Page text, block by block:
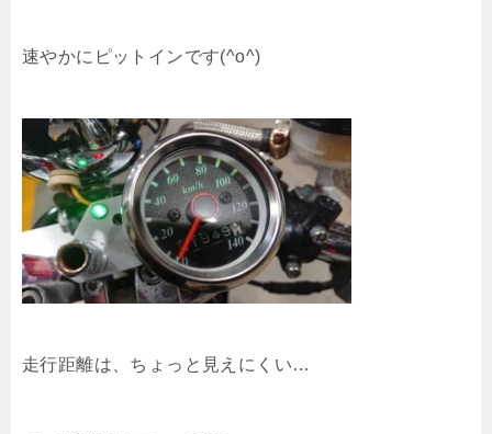
速やかにピットインです(^o^)
走行距離は、ちょっと見えにくい…